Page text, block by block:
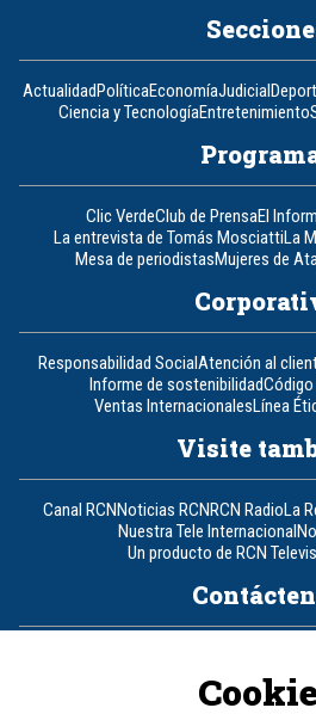
ActualidadPolíticaEconomíaJudicial
Ciencia y TecnologíaEntretenimiento
Clic VerdeClub de PrensaEl
La entrevista de Tomás MosciattiLa
Mesa de periodistasMujeres de
Responsabilidad SocialAtención al
Informe de sostenibilidad
Ventas InternacionalesLínea
Visite
Canal RCNNoticias RCNRCN RadioLa
Nuestra Tele Internacional
Un producto de RCN